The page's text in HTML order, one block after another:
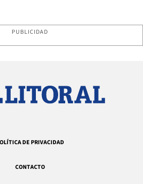
PUBLICIDAD
DE PRIVACIDAD
CONTACTO